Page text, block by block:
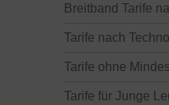
Breitband Tarife
Tarife nach
Tarife ohne
Tarife für Junge